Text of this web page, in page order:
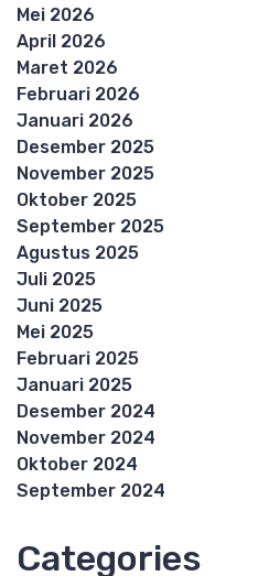
Mei 2026
April 2026
Maret 2026
Februari 2026
Januari 2026
Desember 2025
November 2025
Oktober 2025
September 2025
Agustus 2025
Juli 2025
Juni 2025
Mei 2025
Februari 2025
Januari 2025
Desember 2024
November 2024
Oktober 2024
September 2024
Categories